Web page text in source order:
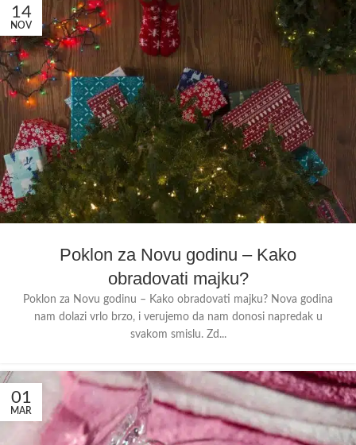
14
NOV
Poklon za Novu godinu – Kako
obradovati majku?
Poklon za Novu godinu – Kako obradovati majku? Nova godina
nam dolazi vrlo brzo, i verujemo da nam donosi napredak u
svakom smislu. Zd...
01
MAR